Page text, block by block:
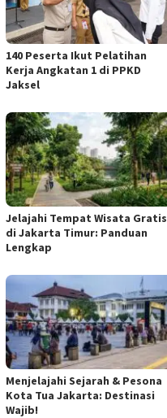
140 Peserta Ikut Pelatihan
Kerja Angkatan 1 di PPKD
Jaksel
Jelajahi Tempat Wisata Gratis
di Jakarta Timur: Panduan
Lengkap
Menjelajahi Sejarah & Pesona
Kota Tua Jakarta: Destinasi
Wajib!